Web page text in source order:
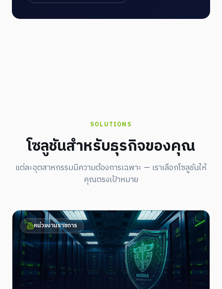
SOLUTIONS
โซลูชันสำหรับธุรกิจของคุณ
แต่ละอุตสาหกรรมมีความต้องการเฉพาะ — เราเลือกโซลูชันให้
คุณตรงเป้าหมาย
หน่วยงานราชการ